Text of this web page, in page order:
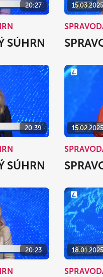
20:27
SÚHRN
15.03.2025
20:39
SÚHRN
15.02.2025
20:23 18.01.2025